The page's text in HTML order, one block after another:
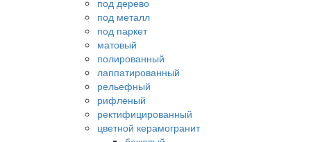
под дерево
под металл
под паркет
матовый
полированный
лаппатированный
рельефный
рифленый
ректифицированный
цветной керамогранит